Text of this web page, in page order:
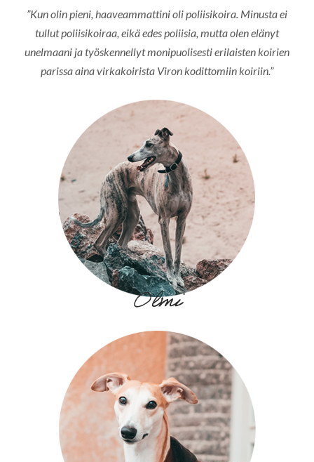
”Kun olin pieni, haaveammattini oli poliisikoira. Minusta ei
tullut poliisikoiraa, eikä edes poliisia, mutta olen elänyt
unelmaani ja työskennellyt monipuolisesti erilaisten koirien
parissa aina virkakoirista Viron kodittomiin koiriin.”